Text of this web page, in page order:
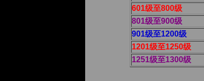
601级至800级
801级至900级
901级至1200级
1201级至1250级
1251级至1300级